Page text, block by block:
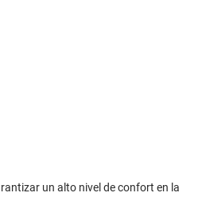
un alto nivel de confort en la